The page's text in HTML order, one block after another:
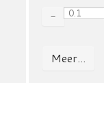
−
Meer...